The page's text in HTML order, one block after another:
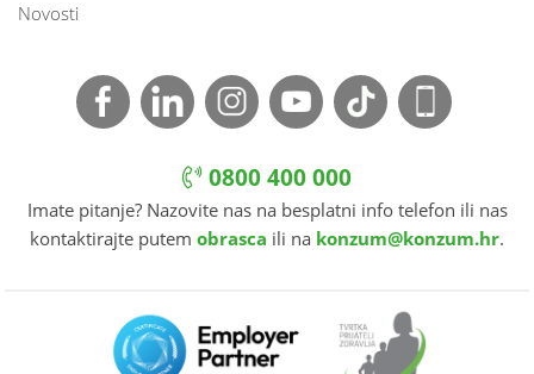
Novosti
0800 400 000
Imate pitanje? Nazovite nas na besplatni info telefon ili nas
kontaktirajte putem obrasca ili na konzum@konzum.hr.